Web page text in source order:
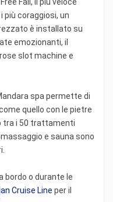
più coraggiosi, un
è installato su
emozionanti, il
slot machine e
spa permette di
quello con le pietre
tra i 50 trattamenti
e sauna sono
bordo o durante le
Cruise Line per il